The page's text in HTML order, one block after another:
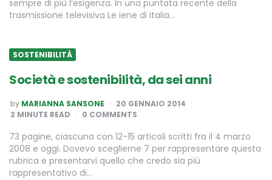
sempre di più l’esigenza. In una puntata recente della
trasmissione televisiva Le iene di Italia…
SOSTENIBILITÀ
Società e sostenibilità, da sei anni
POSTED
BY
by MARIANNA SANSONE
20 GENNAIO 2014
2 MINUTE READ 0 COMMENTS
73 pagine, ciascuna con 12-15 articoli scritti fra il 4 marzo
2008 e oggi. Dovevo sceglierne 7 per rappresentare questa
rubrica e presentarvi quello che credo sia più
rappresentativo di…